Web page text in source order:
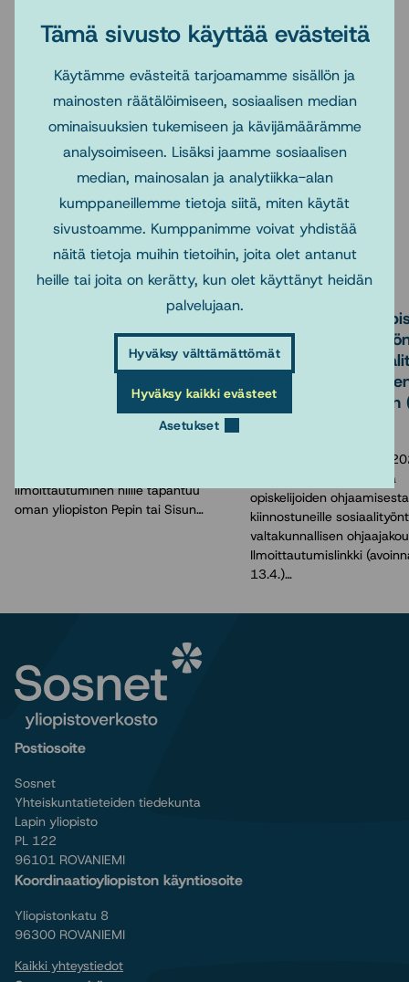
Tämä sivusto käyttää evästeitä
Käytämme evästeitä tarjoamamme sisällön ja
mainosten räätälöimiseen, sosiaalisen median
ominaisuuksien tukemiseen ja kävijämäärämme
analysoimiseen. Lisäksi jaamme sosiaalisen
median, mainosalan ja analytiikka-alan
kumppaneillemme tietoja siitä, miten käytät
sivustoamme. Kumppanimme voivat yhdistää
näitä tietoja muihin tietoihin, joita olet antanut
heille tai joita on kerätty, kun olet käyttänyt heidän
palvelujaan.
Hyväksy välttämättömät
Hyväksy kaikki evästeet
Asetukset
YTT, yliopistonlehtori Kati Turtiainen, Kokkolan
yliopistokeskus Chydenius ja YTT, tutkijatohtori Satu
Ranta-Tyrkkö, Tampereen yliopisto.
Lue myös
Sosnetin yhteistyöopinnot
lukuvuonna 2026-2027
Tarjontaan pääset tutustumaan
https://sosnet.fi/peruskoulutus/verkko-
opetus-kurssit Maisterivaiheen
ilmoittautuminen niille tapahtuu
oman yliopiston Pepin tai Sisun…
Ilmoittautuminen
ohjaaville
suunnattuun
käytännön
Sosnet järjestää syksyn
alkuvuoden 2027 aikana
opiskelijoiden ohjaamisesta
kiinnostuneille
valtakunnallisen
Ilmoittautumislinkki
13.4.)…
Postiosoite
Sosnet
Yhteiskuntatieteiden tiedekunta
Lapin yliopisto
PL 122
96101 ROVANIEMI
Koordinaatioyliopiston käyntiosoite
Yliopistonkatu 8
96300 ROVANIEMI
Kaikki yhteystiedot